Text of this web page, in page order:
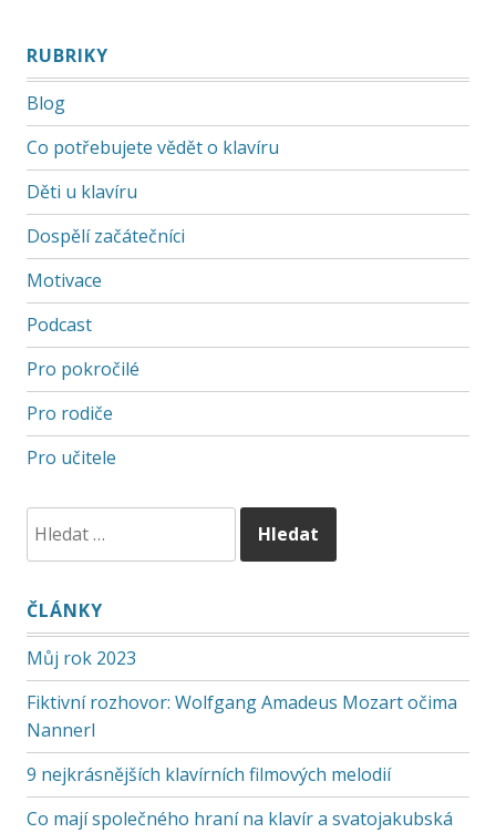
RUBRIKY
Blog
Co potřebujete vědět o klavíru
Děti u klavíru
Dospělí začátečníci
Motivace
Podcast
Pro pokročilé
Pro rodiče
Pro učitele
ČLÁNKY
Můj rok 2023
Fiktivní rozhovor: Wolfgang Amadeus Mozart očima
Nannerl
9 nejkrásnějších klavírních filmových melodií
Co mají společného hraní na klavír a svatojakubská